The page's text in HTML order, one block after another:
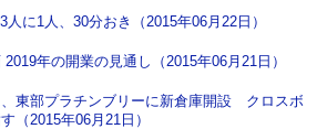
人に1人、30分おき（2015年06月22日）
年の開業の見通し（2015年06月21日）
、東部プラチンブリーに新倉庫開設 クロスボ
（2015年06月21日）